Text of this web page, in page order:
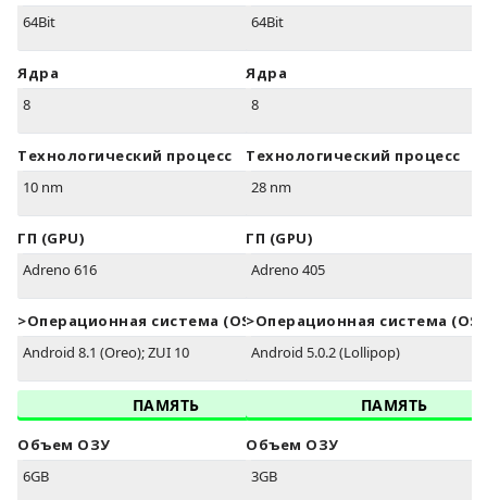
64Bit
Ядра
8
Технологический процесс
10 nm
ГП (GPU)
Adreno 616
>Oперационная система (OS)
Android 8.1 (Oreo); ZUI 10
ПАМЯТЬ
Объем ОЗУ
6GB
64Bit
Ядра
8
Технологический процесс
28 nm
ГП (GPU)
Adreno 405
>Oперационная система (OS)
Android 5.0.2 (Lollipop)
ПАМЯТЬ
Объем ОЗУ
3GB